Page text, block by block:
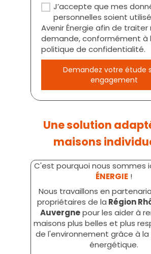
J’accepte que mes
personnelles soient
Avenir Énergie afin de traiter
demande, conformément à
politique de confidentialité.
Demandez votre étude
engagement
Une solution
maisons
C'est pourquoi nous sommes
ÉNERGIE !
Nous travaillons en
propriétaires de la Région
Auvergnepour les aider à
maisons plus belles et plus
de l'environnement grâce à
énergétique.